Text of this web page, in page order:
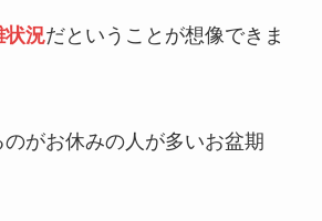
状況だということが想像できま
がお休みの人が多いお盆期